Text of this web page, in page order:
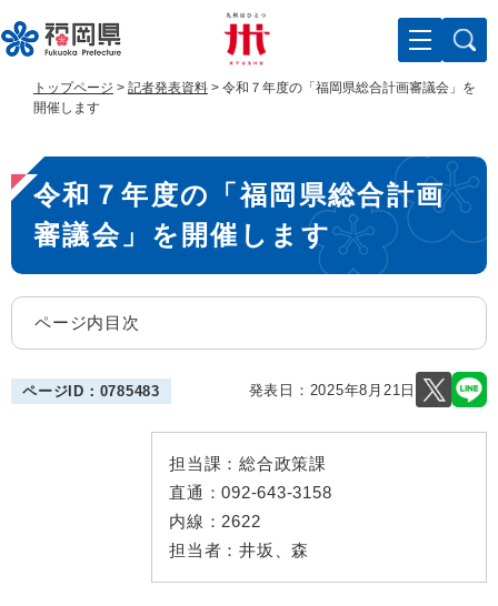
ー
ジ
す
。
ニ
ュ
し
て
へ
トップページ > 記者発表資料 > 令和７年度の「福岡県総合計画審議会」を
開催します
本
文
令和７年度の「福岡県総合計画
審議会」を開催します
ページ内目次
ページID：0785483 発表日： 2025年8月21日
担当課： 総合政策課
直通：092-643-3158
内線： 2622
担当者： 井坂、森